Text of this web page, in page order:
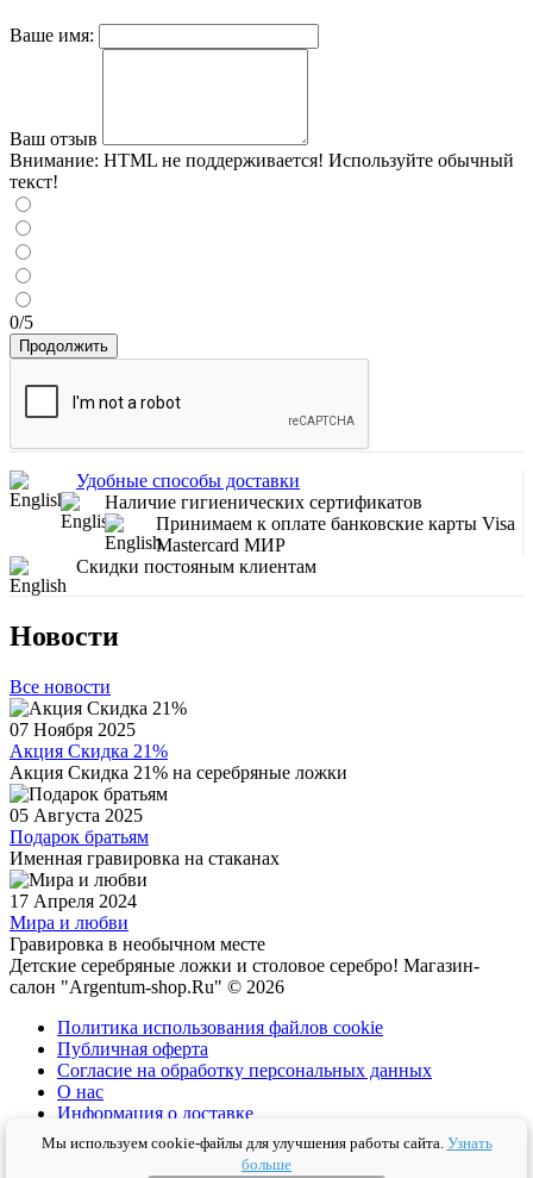
Ваше имя:
Ваш отзыв
Внимание: HTML не поддерживается! Используйте обычный
текст!
0/5
Продолжить
Удобные способы доставки
Наличие гигиенических сертификатов
Принимаем к оплате банковские карты Visa
Mastercard МИР
Скидки постояным клиентам
Новости
Все новости
07 Ноября 2025
Акция Скидка 21%
Акция Скидка 21% на серебряные ложки
05 Августа 2025
Подарок братьям
Именная гравировка на стаканах
17 Апреля 2024
Мира и любви
Гравировка в необычном месте
Детские серебряные ложки и столовое серебро! Магазин-
салон "Argentum-shop.Ru" © 2026
Политика использования файлов cookie
Публичная оферта
Согласие на обработку персональных данных
О нас
Информация о доставке
Политика конфиденциальности
Условия соглашения
Мы используем cookie-файлы для улучшения работы сайта. Узнать
больше